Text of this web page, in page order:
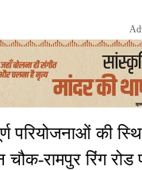
परियोजनाओं की
चौक-रामपुर रिंग